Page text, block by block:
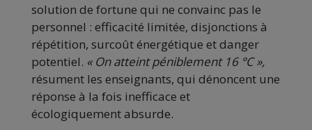
solution de fortune qui ne convainc pas le
personnel : efficacité limitée, disjonctions à
répétition, surcoût énergétique et danger
potentiel. « On atteint péniblement 16 °C »,
résument les enseignants, qui dénoncent une
réponse à la fois inefficace et
écologiquement absurde.